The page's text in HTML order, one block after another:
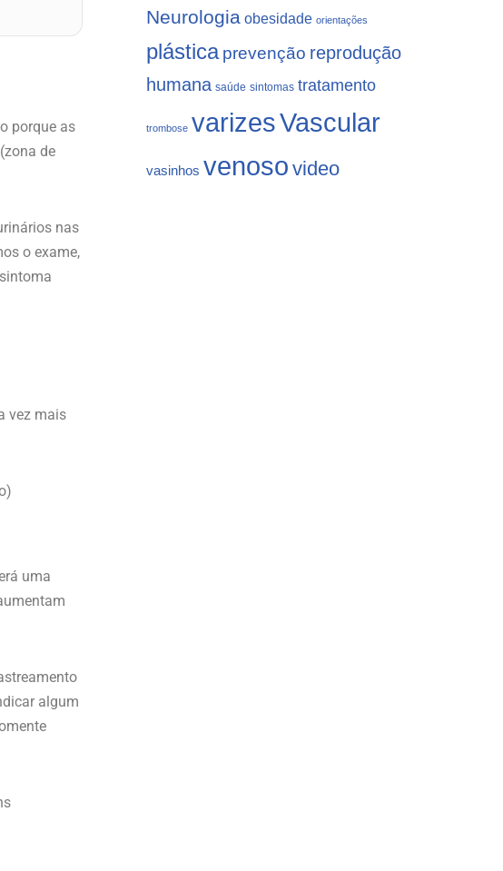
porque as
de
nas
o exame,
vez mais
uma
algum
Neurologia obesidade orientações
plástica prevenção reprodução
humana saúde sintomas tratamento
trombose varizesVascular
vasinhos venoso video